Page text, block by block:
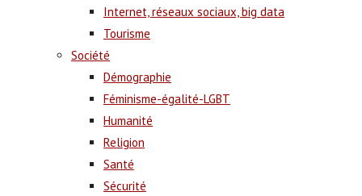
Internet, réseaux sociaux, big data
Tourisme
Société
Démographie
Féminisme-égalité-LGBT
Humanité
Religion
Santé
Sécurité